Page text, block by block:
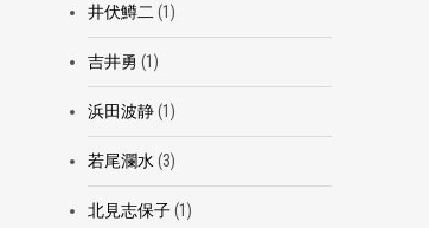
井伏鱒二 (1)
吉井勇 (1)
浜田波静(1)
若尾瀾水 (3)
北見志保子(1)